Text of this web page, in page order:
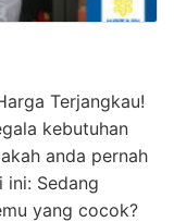
Terjangkau!
kebutuhan
anda pernah
ini: Sedang
yang cocok?